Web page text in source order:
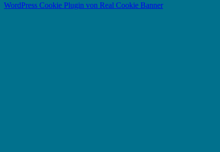
WordPress Cookie Plugin von Real Cookie Banner